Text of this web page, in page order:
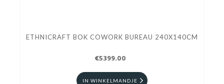
ETHNICRAFT BOK COWORK BUREAU 240X140CM
€5399.00
IN WINKELMANDJE